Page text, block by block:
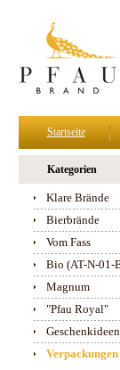
Startseite
Kategorien
Klare Brände
Bierbrände
Vom Fass
Bio (AT-N-01-
Magnum
"Pfau Royal"
Geschenkideen
Verpackungen